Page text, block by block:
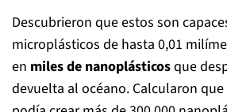
Descubrieron que estos son
microplásticos de hasta 0,01
en miles de nanoplásticosque
devuelta al océano. Calcularon